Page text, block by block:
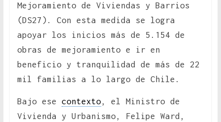
Mejoramiento de Viviendas y Barrios
(DS27). Con esta medida se logra
apoyar los inicios más de 5.154 de
obras de mejoramiento e ir en
beneficio y tranquilidad de más de 22
mil familias a lo largo de Chile.
Bajo ese contexto, el Ministro de
Vivienda y Urbanismo, Felipe Ward,